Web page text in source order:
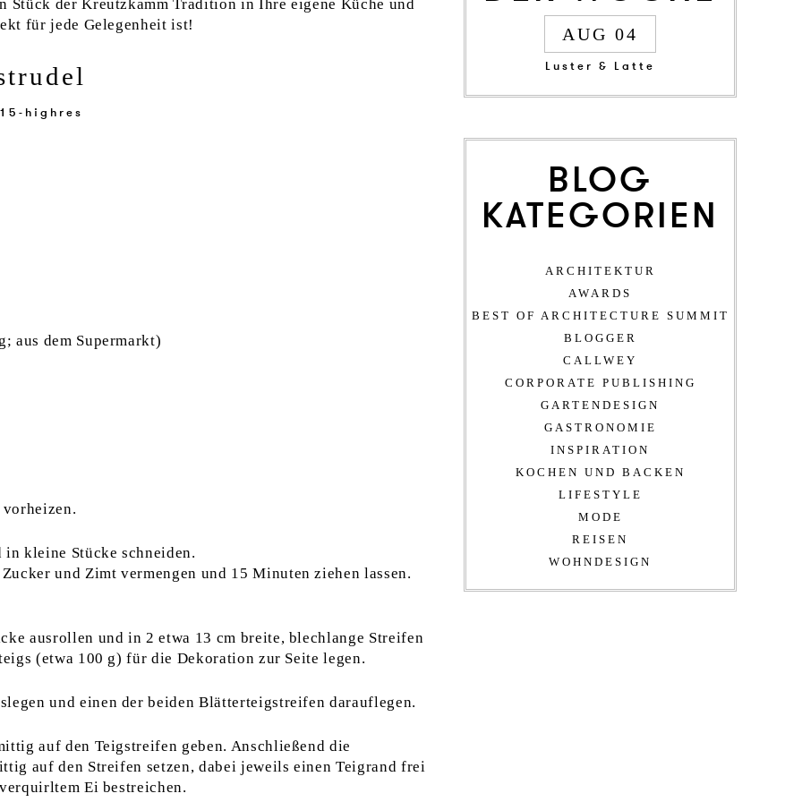
Stück der Kreutzkamm Tradition in Ihre eigene Küche und
für jede Gelegenheit ist!
aus dem Supermarkt)
kleine Stücke schneiden.
und Zimt vermengen und 15 Minuten ziehen lassen.
ausrollen und in 2 etwa 13 cm breite, blechlange Streifen
(etwa 100 g) für die Dekoration zur Seite legen.
und einen der beiden Blätterteigstreifen darauflegen.
auf den Teigstreifen geben. Anschließend die
auf den Streifen setzen, dabei jeweils einen Teigrand frei
Ei bestreichen.
AUG 04
Luster & Latte
BLOG
KATEGORIEN
ARCHITEKTUR
AWARDS
BEST OF ARCHITECTURE SUMMIT
BLOGGER
CALLWEY
CORPORATE PUBLISHING
GARTENDESIGN
GASTRONOMIE
INSPIRATION
KOCHEN UND BACKEN
LIFESTYLE
MODE
REISEN
WOHNDESIGN